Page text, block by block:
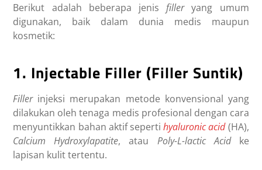
Berikut adalah beberapa jenis filleryang umum
digunakan, baik dalam dunia medis maupun
kosmetik:
1. Injectable Filler (Filler Suntik)
Fillerinjeksi merupakan metode konvensional yang
dilakukan oleh tenaga medis profesional dengan cara
menyuntikkan bahan aktif seperti hyaluronic acid(HA),
Calcium Hydroxylapatite, atau Poly-L-lactic Acidke
lapisan kulit tertentu.